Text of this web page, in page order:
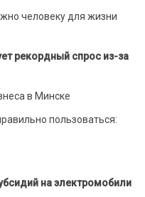
человеку для жизни
рекордный спрос из-за
в Минске
пользоваться:
на электромобили